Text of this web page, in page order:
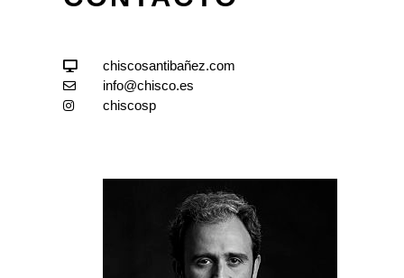
chiscosantibañez.com
info@chisco.es
chiscosp